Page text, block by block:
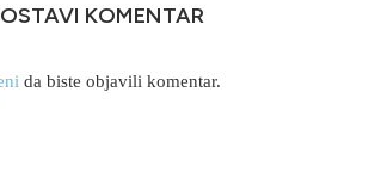
OSTAVI KOMENTAR
da biste objavili komentar.